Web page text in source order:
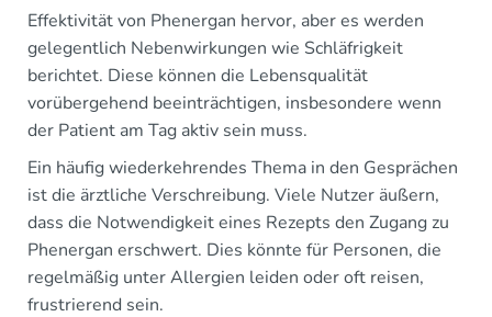
Effektivität von Phenergan hervor, aber es werden
gelegentlich Nebenwirkungen wie Schläfrigkeit
berichtet. Diese können die Lebensqualität
vorübergehend beeinträchtigen, insbesondere wenn
der Patient am Tag aktiv sein muss.
Ein häufig wiederkehrendes Thema in den Gesprächen
ist die ärztliche Verschreibung. Viele Nutzer äußern,
dass die Notwendigkeit eines Rezepts den Zugang zu
Phenergan erschwert. Dies könnte für Personen, die
regelmäßig unter Allergien leiden oder oft reisen,
frustrierend sein.